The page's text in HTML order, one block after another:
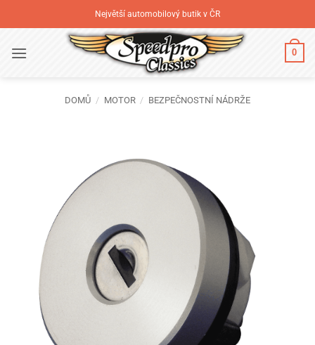
na
Největší automobilový butik v ČR
0
DOMŮ / MOTOR / BEZPEČNOSTNÍ NÁDRŽE